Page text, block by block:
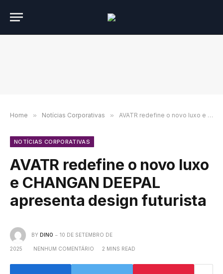
Home » Notícias Corporativas » AVATR redefine o novo luxo e CHANGAN DEEPAL apresenta design futurista
NOTÍCIAS CORPORATIVAS
AVATR redefine o novo luxo
e CHANGAN DEEPAL
apresenta design futurista
BY DINO 10 DE SETEMBRO DE
2025 NENHUM COMENTÁRIO 2 MINS READ